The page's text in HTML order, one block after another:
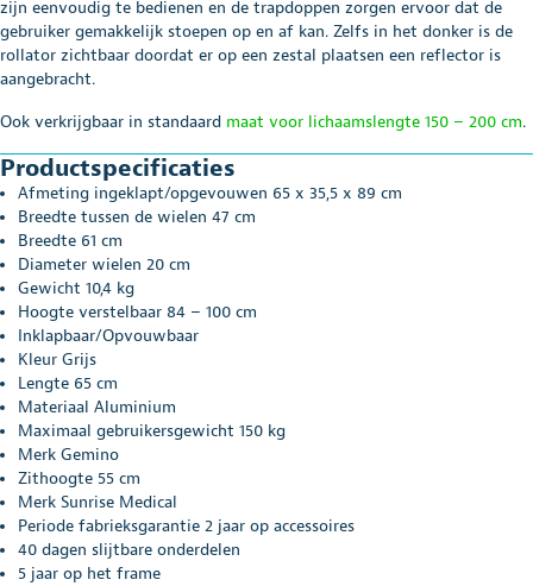
zijn eenvoudig te bedienen en de trapdoppen zorgen ervoor dat de
gebruiker gemakkelijk stoepen op en af kan. Zelfs in het donker is de
rollator zichtbaar doordat er op een zestal plaatsen een reflector is
aangebracht.
Ook verkrijgbaar in standaard maat voor lichaamslengte 150 – 200 cm.
Productspecificaties
Afmeting ingeklapt/opgevouwen 65 x 35,5 x 89 cm
Breedte tussen de wielen 47 cm
Breedte 61 cm
Diameter wielen 20 cm
Gewicht 10,4 kg
Hoogte verstelbaar 84 – 100 cm
Inklapbaar/Opvouwbaar
Kleur Grijs
Lengte 65 cm
Materiaal Aluminium
Maximaal gebruikersgewicht 150 kg
Merk Gemino
Zithoogte 55 cm
Merk Sunrise Medical
Periode fabrieksgarantie 2 jaar op accessoires
40 dagen slijtbare onderdelen
5 jaar op het frame